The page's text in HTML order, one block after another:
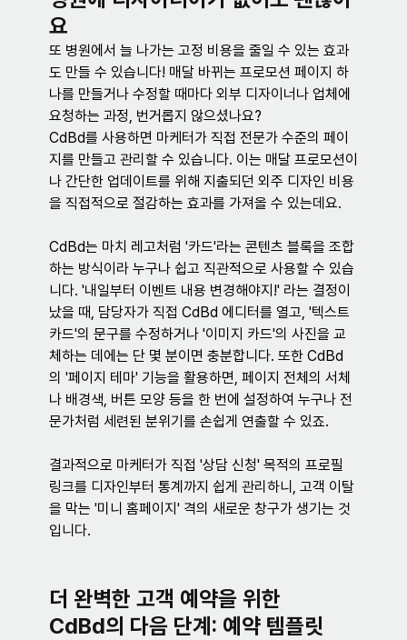
요
또 병원에서 늘 나가는 고정 비용을 줄일 수 있는 효과
도 만들 수 있습니다! 매달 바뀌는 프로모션 페이지 하
나를 만들거나 수정할 때마다 외부 디자이너나 업체에
요청하는 과정, 번거롭지 않으셨나요?
CdBd를 사용하면 마케터가 직접 전문가 수준의 페이
지를 만들고 관리할 수 있습니다. 이는 매달 프로모션이
나 간단한 업데이트를 위해 지출되던 외주 디자인 비용
을 직접적으로 절감하는 효과를 가져올 수 있는데요.
CdBd는 마치 레고처럼 '카드'라는 콘텐츠 블록을 조합
하는 방식이라 누구나 쉽고 직관적으로 사용할 수 있습
니다. '내일부터 이벤트 내용 변경해야지!' 라는 결정이
났을 때, 담당자가 직접 CdBd 에디터를 열고, '텍스트
카드'의 문구를 수정하거나 '이미지 카드'의 사진을 교
체하는 데에는 단 몇 분이면 충분합니다. 또한 CdBd
의 '페이지 테마' 기능을 활용하면, 페이지 전체의 서체
나 배경색, 버튼 모양 등을 한 번에 설정하여 누구나 전
문가처럼 세련된 분위기를 손쉽게 연출할 수 있죠.
결과적으로 마케터가 직접 '상담 신청' 목적의 프로필
링크를 디자인부터 통계까지 쉽게 관리하니, 고객 이탈
을 막는 '미니 홈페이지' 격의 새로운 창구가 생기는 것
입니다.
더 완벽한 고객 예약을 위한
CdBd의 다음 단계: 예약 템플릿